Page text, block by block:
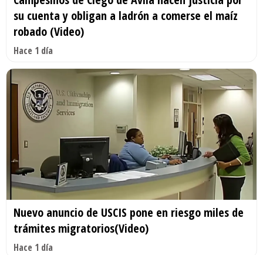
su cuenta y obligan a ladrón a comerse el maíz
robado (Video)
Hace 1 día
Nuevo anuncio de USCIS pone en riesgo miles de
trámites migratorios(Video)
Hace 1 día